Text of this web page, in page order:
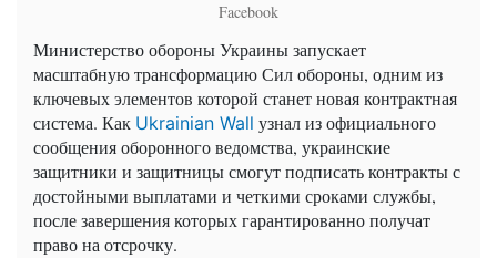
Facebook
Министерство обороны Украины запускает
масштабную трансформацию Сил обороны, одним из
ключевых элементов которой станет новая контрактная
система. Как Ukrainian Wall узнал из официального
сообщения оборонного ведомства, украинские
защитники и защитницы смогут подписать контракты с
достойными выплатами и четкими сроками службы,
после завершения которых гарантированно получат
право на отсрочку.